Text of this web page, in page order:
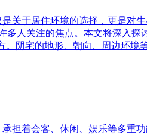
关于居住环境的选择，更是对
人关注的焦点。本文将深入
阴宅的地形、朝向、周边环境
担着会客、休闲、娱乐等多重